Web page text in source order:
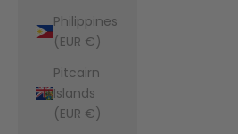
Philippines
(EUR €)
Pitcairn
Islands
(EUR €)